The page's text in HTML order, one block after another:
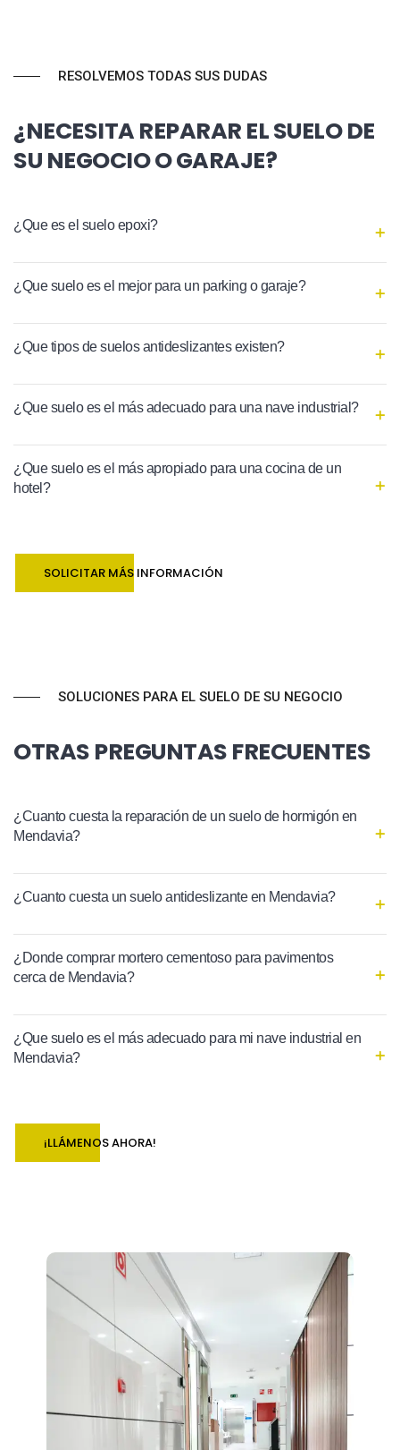
RESOLVEMOS TODAS SUS DUDAS
¿NECESITA REPARAR EL SUELO DE
SU NEGOCIO O GARAJE?
¿Que es el suelo epoxi?
¿Que suelo es el mejor para un parking o garaje?
¿Que tipos de suelos antideslizantes existen?
¿Que suelo es el más adecuado para una nave industrial?
¿Que suelo es el más apropiado para una cocina de un
hotel?
SOLICITAR MÁS INFORMACIÓN
SOLUCIONES PARA EL SUELO DE SU NEGOCIO
OTRAS PREGUNTAS FRECUENTES
¿Cuanto cuesta la reparación de un suelo de hormigón en
Mendavia?
¿Cuanto cuesta un suelo antideslizante en Mendavia?
¿Donde comprar mortero cementoso para pavimentos
cerca de Mendavia?
¿Que suelo es el más adecuado para mi nave industrial en
Mendavia?
¡LLÁMENOS AHORA!